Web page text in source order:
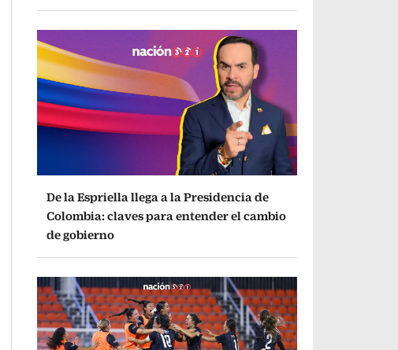
De la Espriella llega a la Presidencia de
Colombia: claves para entender el cambio
de gobierno